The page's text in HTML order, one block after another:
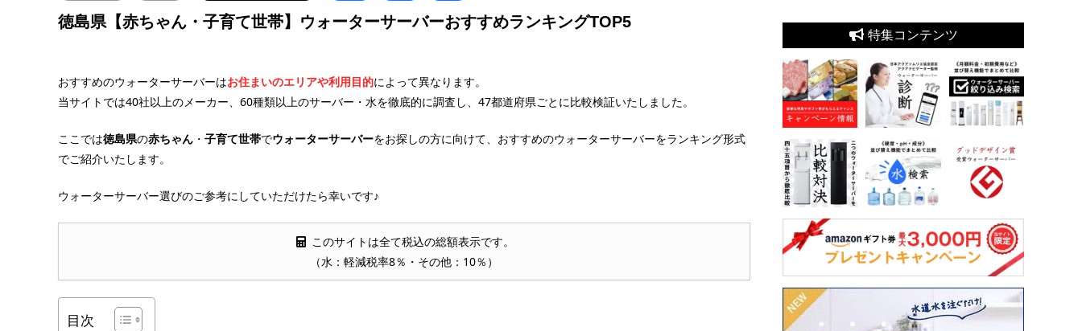
徳島県【赤ちゃん・子育て世帯】ウォーターサーバーおすすめランキングTOP5
おすすめのウォーターサーバーはお住まいのエリアや利用目的によって異なります。
当サイトでは40社以上のメーカー、60種類以上のサーバー・水を徹底的に調査し、47都道府県ごとに比較検証いたしました。
ここでは徳島県の赤ちゃん ・ 子育て世帯でウォーターサーバーをお探しの方に向けて、おすすめのウォーターサーバーをランキング形式
でご紹介いたします。
ウォーターサーバー選びのご参考にしていただけたら幸いです♪
このサイトは全て税込の総額表示です。
（水：軽減税率8％・その他：10％）
目次
特集コンテンツ